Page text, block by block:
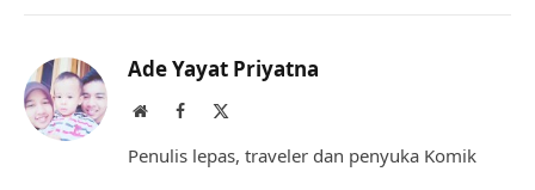
Ade Yayat Priyatna
WebsiteFacebook
Penulis lepas, traveler dan penyuka Komik